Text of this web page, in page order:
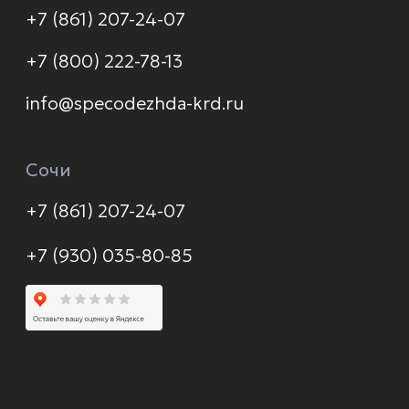
Доставка и оплата
© 2026 Формула защиты
Распродажа